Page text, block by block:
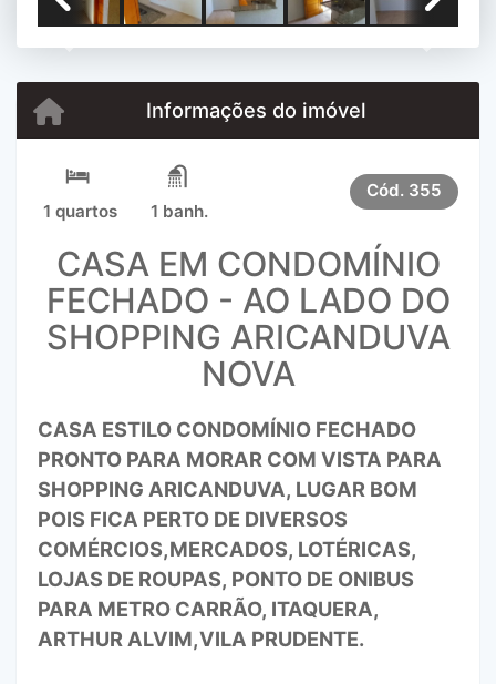
Informações do imóvel
1 quartos 1 banh.
Cód. 355
CASA EM CONDOMÍNIO
FECHADO - AO LADO DO
SHOPPING ARICANDUVA
NOVA
CASA ESTILO CONDOMÍNIO FECHADO
PRONTO PARA MORAR COM VISTA PARA
SHOPPING ARICANDUVA, LUGAR BOM
POIS FICA PERTO DE DIVERSOS
COMÉRCIOS,MERCADOS, LOTÉRICAS,
LOJAS DE ROUPAS, PONTO DE ONIBUS
PARA METRO CARRÃO, ITAQUERA,
ARTHUR ALVIM,VILA PRUDENTE.